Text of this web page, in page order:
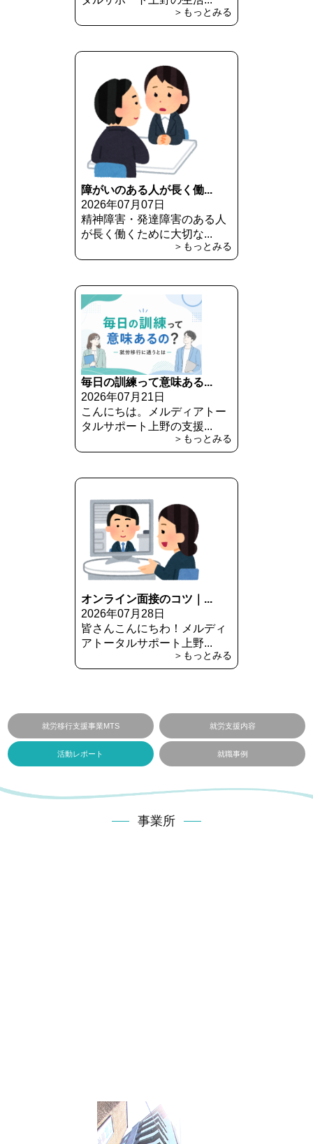
＞もっとみる
障がいのある人が長く働...
2026年07月07日
精神障害・発達障害のある人
が長く働くために大切な...
＞もっとみる
毎日の訓練って意味ある...
2026年07月21日
こんにちは。メルディアトー
タルサポート上野の支援...
＞もっとみる
オンライン面接のコツ｜...
2026年07月28日
皆さんこんにちわ！メルディ
アトータルサポート上野...
＞もっとみる
就労移行支援事業MTS 就労支援内容
活動レポート 就職事例
事業所